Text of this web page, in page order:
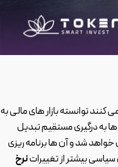
کنند توانسته بازار های مالی به
ها به درگیری مستقیم تبدیل
شد و آن ها برنامه ریزی
سیاسی بیشتر از تغییراتنرخ